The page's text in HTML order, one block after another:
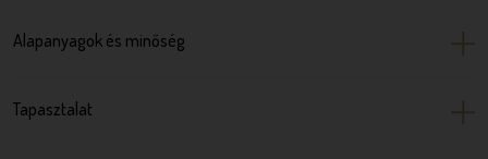
Alapanyagok és minőség
Tapasztalat